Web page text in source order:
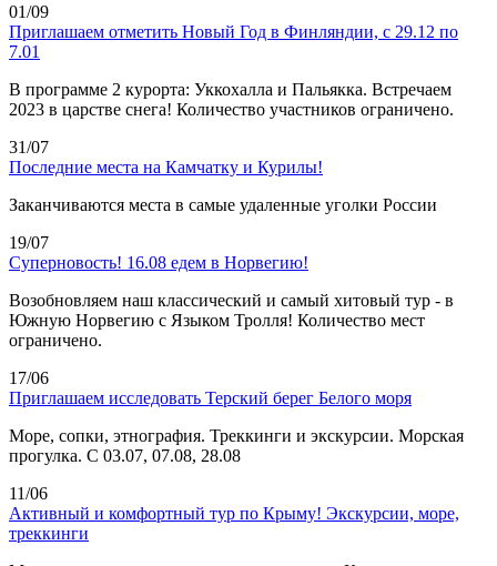
01/09
Приглашаем отметить Новый Год в Финляндии, с 29.12 по
7.01
В программе 2 курорта: Уккохалла и Пальякка. Встречаем
2023 в царстве снега! Количество участников ограничено.
31/07
Последние места на Камчатку и Курилы!
Заканчиваются места в самые удаленные уголки России
19/07
Суперновость! 16.08 едем в Норвегию!
Возобновляем наш классический и самый хитовый тур - в
Южную Норвегию с Языком Тролля! Количество мест
ограничено.
17/06
Приглашаем исследовать Терский берег Белого моря
Море, сопки, этнография. Треккинги и экскурсии. Морская
прогулка. С 03.07, 07.08, 28.08
11/06
Активный и комфортный тур по Крыму! Экскурсии, море,
треккинги